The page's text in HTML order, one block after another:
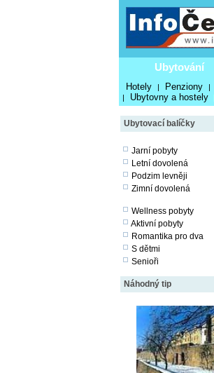
Ubytování
Hotely | Penziony |
| Ubytovny a hostely
Ubytovací balíčky
Jarní pobyty
Letní dovolená
Podzim levněji
Zimní dovolená
Wellness pobyty
Aktivní pobyty
Romantika pro dva
S dětmi
Senioři
Náhodný tip